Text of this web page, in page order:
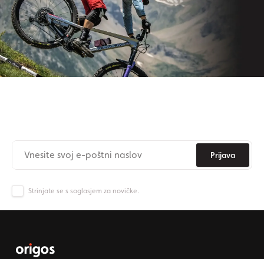
Prijava
Strinjate se s soglasjem za novičke.